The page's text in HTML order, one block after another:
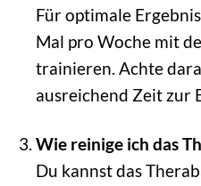
Für optimale
Mal pro Woche mit
trainieren. Achte
ausreichend Zeit zur
Wie reinige ich das
Du kannst das